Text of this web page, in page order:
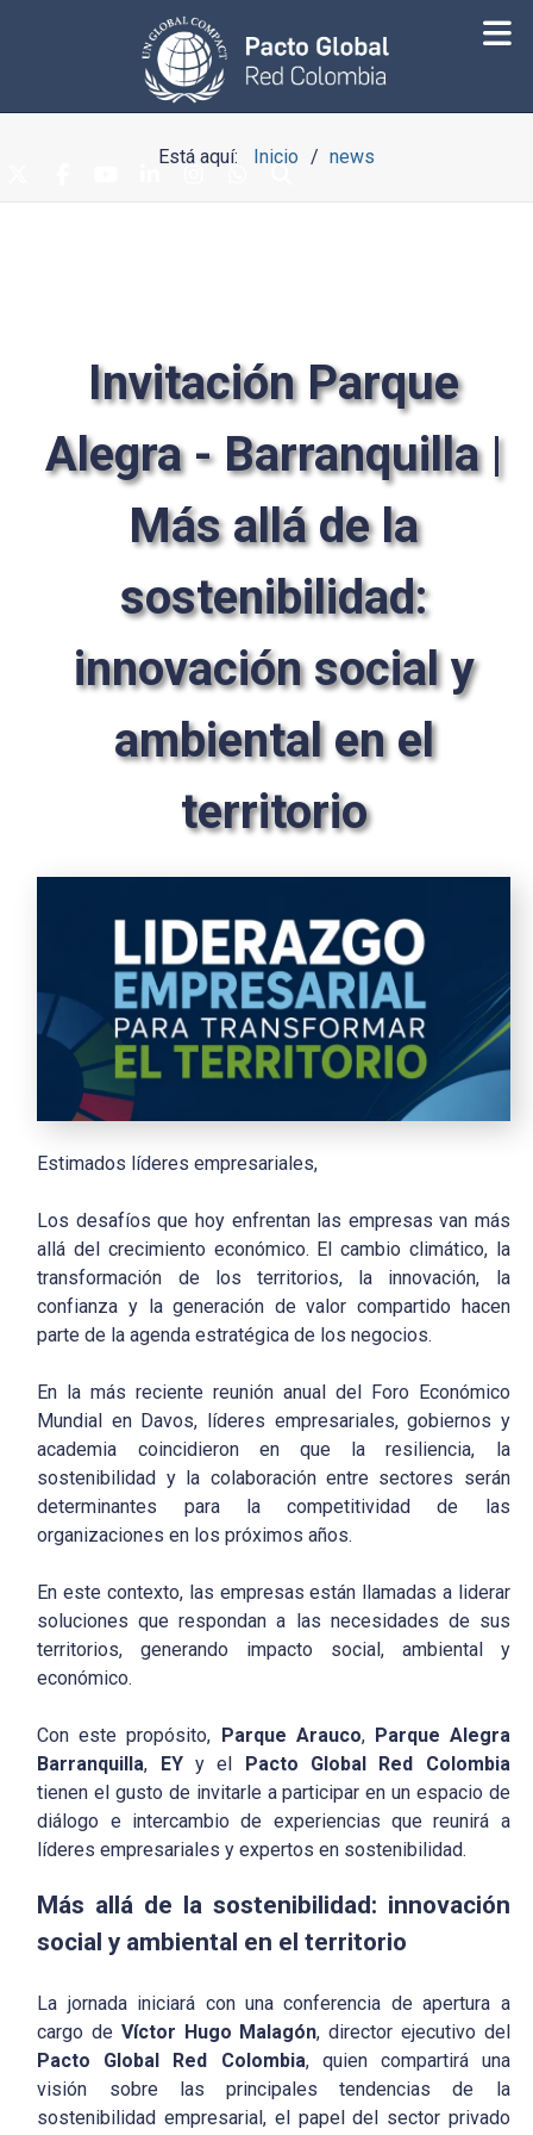
Está aquí: Inicio news
Invitación Parque
Alegra - Barranquilla |
Más allá de la
sostenibilidad:
innovación social y
ambiental en el
territorio
Estimados líderes empresariales,
Los desafíos que hoy enfrentan las empresas van más
allá del crecimiento económico. El cambio climático, la
transformación de los territorios, la innovación, la
confianza y la generación de valor compartido hacen
parte de la agenda estratégica de los negocios.
En la más reciente reunión anual del Foro Económico
Mundial en Davos, líderes empresariales, gobiernos y
academia coincidieron en que la resiliencia, la
sostenibilidad y la colaboración entre sectores serán
determinantes para la competitividad de las
organizaciones en los próximos años.
En este contexto, las empresas están llamadas a liderar
soluciones que respondan a las necesidades de sus
territorios, generando impacto social, ambiental y
económico.
Con este propósito, Parque Arauco, Parque Alegra
Barranquilla, EYy el
Pacto Global Red Colombia
tienen el gusto de invitarle a participar en un espacio de
diálogo e intercambio de experiencias que reunirá a
líderes empresariales y expertos en sostenibilidad.
Más allá de la sostenibilidad: innovación
social y ambiental en el territorio
La jornada iniciará con una conferencia de apertura a
cargo de Víctor Hugo Malagón, director ejecutivo del
Pacto Global Red Colombia, quien compartirá una
visión sobre las principales tendencias de la
sostenibilidad empresarial, el papel del sector privado